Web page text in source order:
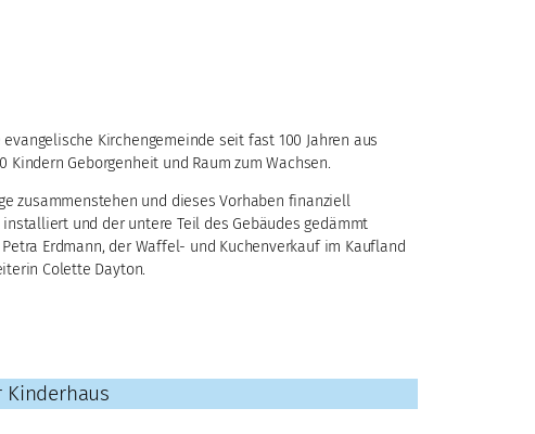
Kirchengemeinde seit fast 100 Jahren aus
Geborgenheit und Raum zum Wachsen.
zusammenstehen und dieses Vorhaben finanziell
und der untere Teil des Gebäudes gedämmt
Erdmann, der Waffel- und Kuchenverkauf im Kaufland
Colette Dayton.
Kinderhaus